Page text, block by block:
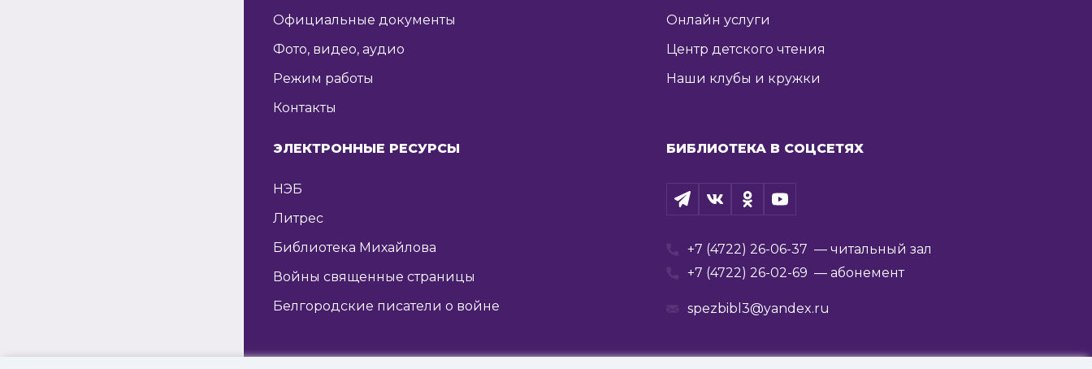
Официальные документы
Фото, видео, аудио
Режим работы
Контакты
Онлайн услуги
Центр детского чтения
Наши клубы и кружки
ЭЛЕКТРОННЫЕ РЕСУРСЫ
НЭБ
Литрес
Библиотека Михайлова
Войны священные страницы
Белгородские писатели о войне
БИБЛИОТЕКА В СОЦСЕТЯХ
+7 (4722) 26-06-37 — читальный зал
+7 (4722) 26-02-69 — абонемент
spezbibl3@yandex.ru